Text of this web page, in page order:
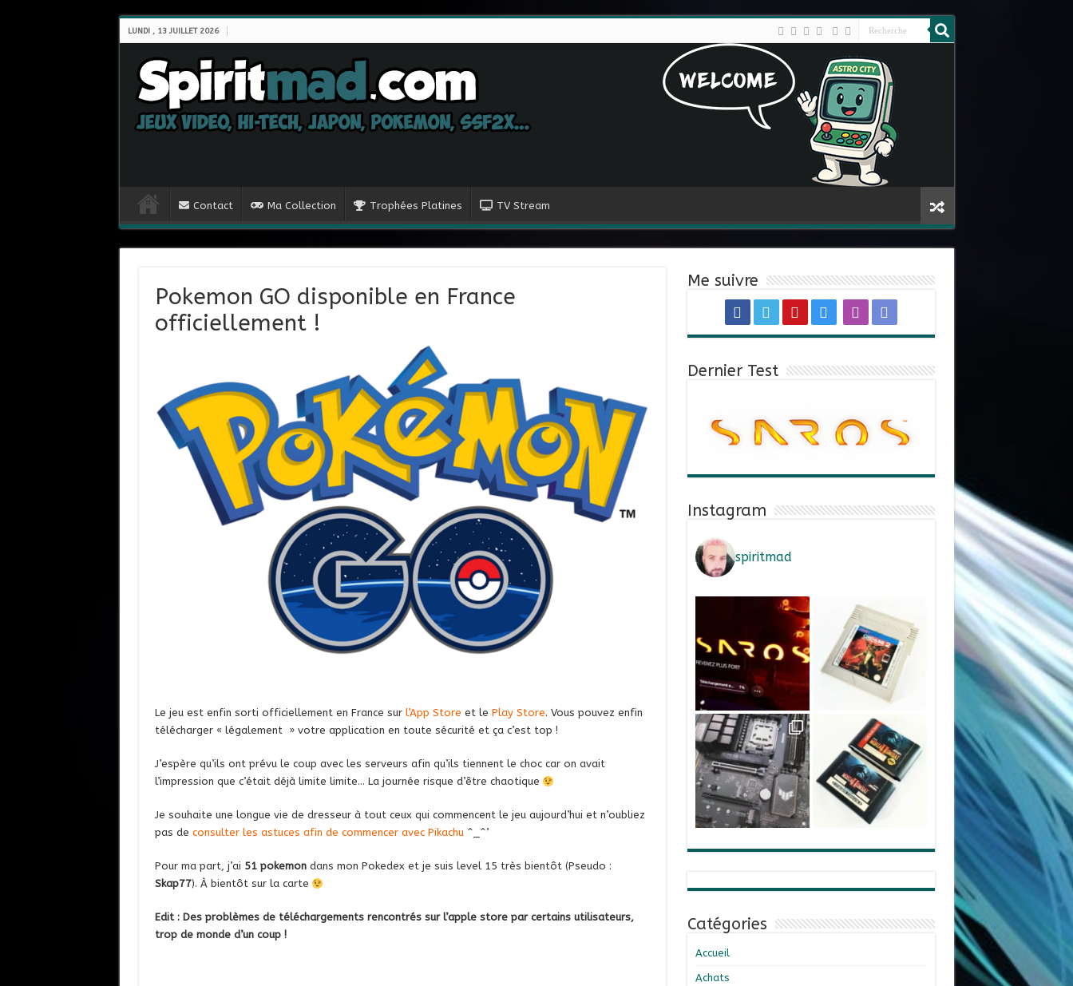
LUNDI , 13 JUILLET 2026
Contact Ma Collection Trophées Platines TV Stream
Pokemon GO disponible en France
officiellement !
Le jeu est enfin sorti officiellement en France sur l’App Store et le Play Store. Vous pouvez enfin
télécharger « légalement » votre application en toute sécurité et ça c’est top !
J’espère qu’ils ont prévu le coup avec les serveurs afin qu’ils tiennent le choc car on avait
l’impression que c’était déjà limite limite… La journée risque d’être chaotique
Je souhaite une longue vie de dresseur à tout ceux qui commencent le jeu aujourd’hui et n’oubliez
pas de consulter les astuces afin de commencer avec Pikachu^_^’
Pour ma part, j’ai 51 pokemondans mon Pokedex et je suis level 15 très bientôt (Pseudo :
Skap77). À bientôt sur la carte
Edit : Des problèmes de téléchargements rencontrés sur l’apple store par certains utilisateurs,
trop de monde d’un coup !
Me suivre
Dernier Test
Instagram
spiritmad
Catégories
Accueil
Achats